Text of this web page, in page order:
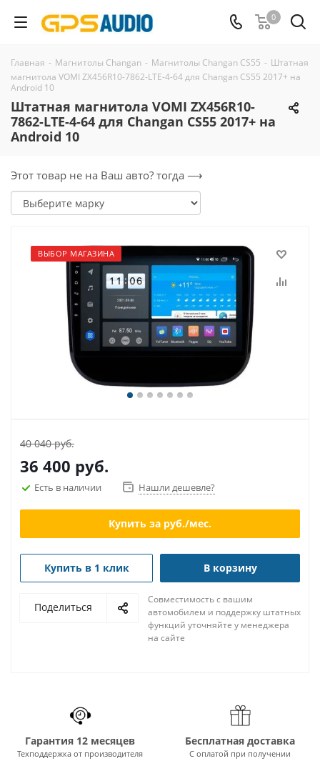
0
Главная - Магнитолы Changan - Магнитолы Changan CS55 - Штатная
магнитола VOMI ZX456R10-7862-LTE-4-64 для Changan CS55 2017+ на
Android 10
Штатная магнитола VOMI ZX456R10-
7862-LTE-4-64 для Changan CS55 2017+ на
Android 10
Этот товар не на Ваш авто? тогда ⟶
ВЫБОР МАГАЗИНА
40 040 руб.
36 400 руб.
Есть в наличии Нашли дешевле?
Купить за руб./мес.
Купить в 1 клик В корзину
Поделиться
Совместимость с вашим
автомобилем и поддержку штатных
функций уточняйте у менеджера
на сайте
Гарантия 12 месяцев
Техподдержка от производителя
Бесплатная доставка
С оплатой при получении